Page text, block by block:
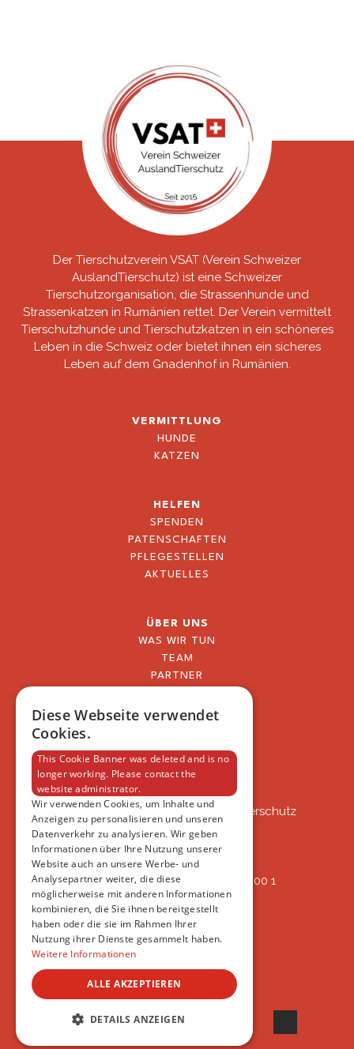
Der Tierschutzverein VSAT (Verein Schweizer
AuslandTierschutz) ist eine Schweizer
Tierschutzorganisation, die Strassenhunde und
Strassenkatzen in Rumänien rettet. Der Verein vermittelt
Tierschutzhunde und Tierschutzkatzen in ein schöneres
Leben in die Schweiz oder bietet ihnen ein sicheres
Leben auf dem Gnadenhof in Rumänien.
VERMITTLUNG
HUNDE
KATZEN
HELFEN
SPENDEN
PATENSCHAFTEN
PFLEGESTELLEN
AKTUELLES
ÜBER UNS
WAS WIR TUN
TEAM
PARTNER
VSAT - Verein Schweizer Auslandtierschutz
Oberlangnauerstrasse 13b
9562 Märwil
IBAN: CH82 00 78 4297 8786 7200 1
ERREICHBAR
AB 17:45
© 2022 VSAT
Diese Webseite verwendet
Cookies.
This Cookie Banner was deleted and is no
longer working. Please contact the
website administrator.
Wir verwenden Cookies, um Inhalte und
Anzeigen zu personalisieren und unseren
Datenverkehr zu analysieren. Wir geben
Informationen über Ihre Nutzung unserer
Website auch an unsere Werbe- und
Analysepartner weiter, die diese
möglicherweise mit anderen Informationen
kombinieren, die Sie ihnen bereitgestellt
haben oder die sie im Rahmen Ihrer
Nutzung ihrer Dienste gesammelt haben.
Weitere Informationen
ALLE AKZEPTIEREN
DETAILS ANZEIGEN